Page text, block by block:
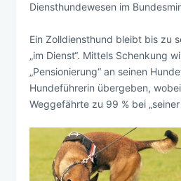
Diensthundewesen im
Ein Zolldiensthund bleibt bis zu
„im Dienst“. Mittels Schenkung
„Pensionierung“ an seinen
Hundeführerin übergeben,
Weggefährte zu 99 % bei